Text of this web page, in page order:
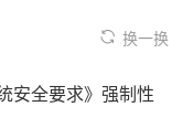
换一换
安全要求》强制性